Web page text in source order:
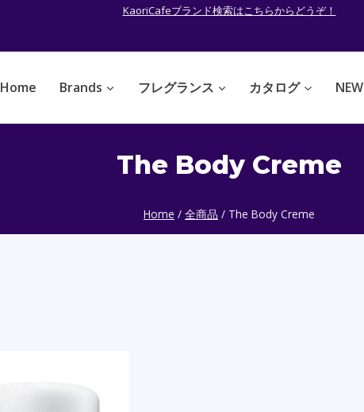
KaoriCafeブランド検索はこちらからどうぞ！
Home Brands フレグランス カタログ NEW
The Body Creme
Home / 全商品 / The Body Creme